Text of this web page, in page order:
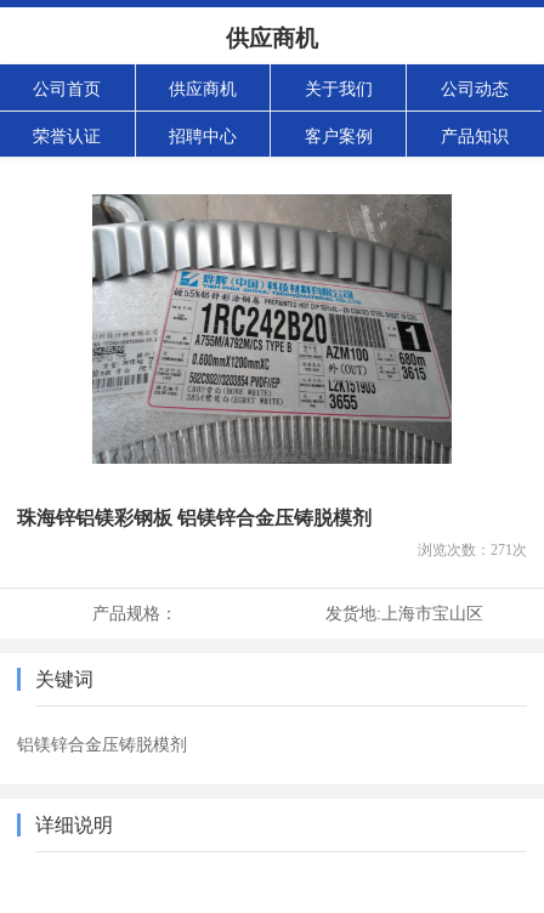
供应商机
公司首页 供应商机 关于我们 公司动态
荣誉认证 招聘中心 客户案例 产品知识
珠海锌铝镁彩钢板 铝镁锌合金压铸脱模剂
浏览次数： 271次
产品规格： 发货地: 上海市宝山区
关键词
铝镁锌合金压铸脱模剂
详细说明